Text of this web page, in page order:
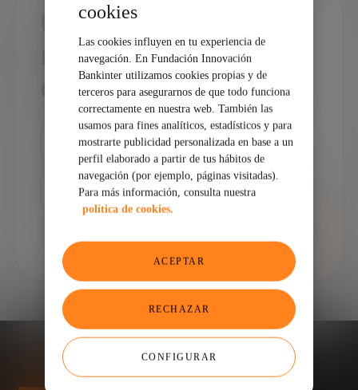
Confirmación
recuperación
contraseña
Confirmar Password
cookies
Las cookies influyen en tu experiencia de
navegación. En Fundación Innovación
Bankinter utilizamos cookies propias y de
terceros para asegurarnos de que todo funciona
correctamente en nuestra web. También las
usamos para fines analíticos, estadísticos y para
mostrarte publicidad personalizada en base a un
perfil elaborado a partir de tus hábitos de
navegación (por ejemplo, páginas visitadas).
Para más información, consulta nuestra
política de cookies.
CONFIGURAR
RECHAZAR
ACEPTAR